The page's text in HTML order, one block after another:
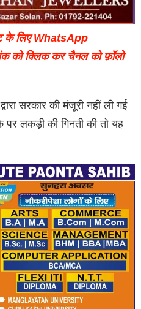
के लिए WhatsApp
को क्लिक कर चैनल को फ़ॉलो
सरकार की मंजूरी नहीं ली गई
पर लकड़ी की गिनती की तो यह